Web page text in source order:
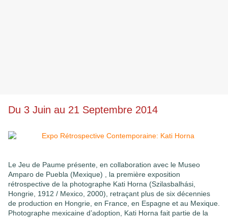
Du 3 Juin au 21 Septembre 2014
Le Jeu de Paume présente, en collaboration avec le Museo
Amparo de Puebla (Mexique) , la première exposition
rétrospective de la photographe Kati Horna (Szilasbalhási,
Hongrie, 1912 / Mexico, 2000), retraçant plus de six décennies
de production en Hongrie, en France, en Espagne et au Mexique.
Photographe mexicaine d’adoption, Kati Horna fait partie de la